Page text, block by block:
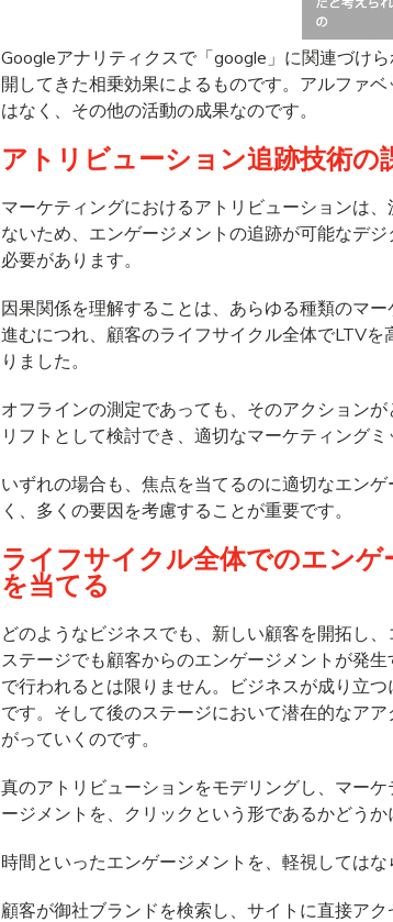
Googleアナリティクスで「google」に関連づけ
開してきた相乗効果によるものです。アルファ
はなく、その他の活動の成果なのです。
アトリビューション追跡技術の
マーケティングにおけるアトリビューションは
ないため、エンゲージメントの追跡が可能なデ
必要があります。
因果関係を理解することは、あらゆる種類のマ
進むにつれ、顧客のライフサイクル全体でLTV
りました。
オフラインの測定であっても、そのアクション
リフトとして検討でき、適切なマーケティング
いずれの場合も、焦点を当てるのに適切なエン
く、多くの要因を考慮することが重要です。
ライフサイクル全体でのエン
を当てる
どのようなビジネスでも、新しい顧客を開拓し
ステージでも顧客からのエンゲージメントが発
で行われるとは限りません。ビジネスが成り立
です。そして後のステージにおいて潜在的なア
がっていくのです。
真のアトリビューションをモデリングし、マー
ージメントを、クリックという形であるかどう
時間といったエンゲージメントを、軽視してはな
顧客が御社ブランドを検索し、サイトに直接ア